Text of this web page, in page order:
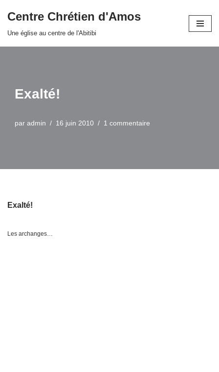
Centre Chrétien d'Amos
Une église au centre de l'Abitibi
Exalté!
par admin 16 juin 2010 1 commentaire
Exalté!
Les archanges…